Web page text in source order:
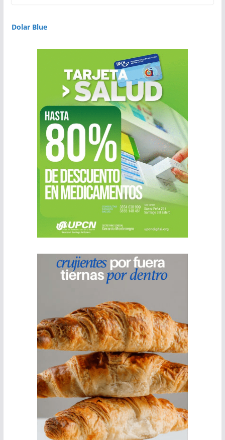
Dolar Blue